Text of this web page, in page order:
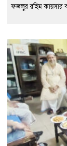
ফজলুর রহিম কায়সার